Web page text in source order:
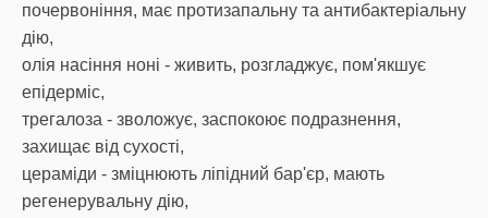
почервоніння, має протизапальну та антибактеріальну
дію,
олія насіння ноні - живить, розгладжує, пом'якшує
епідерміс,
трегалоза - зволожує, заспокоює подразнення,
захищає від сухості,
цераміди - зміцнюють ліпідний бар'єр, мають
регенерувальну дію,